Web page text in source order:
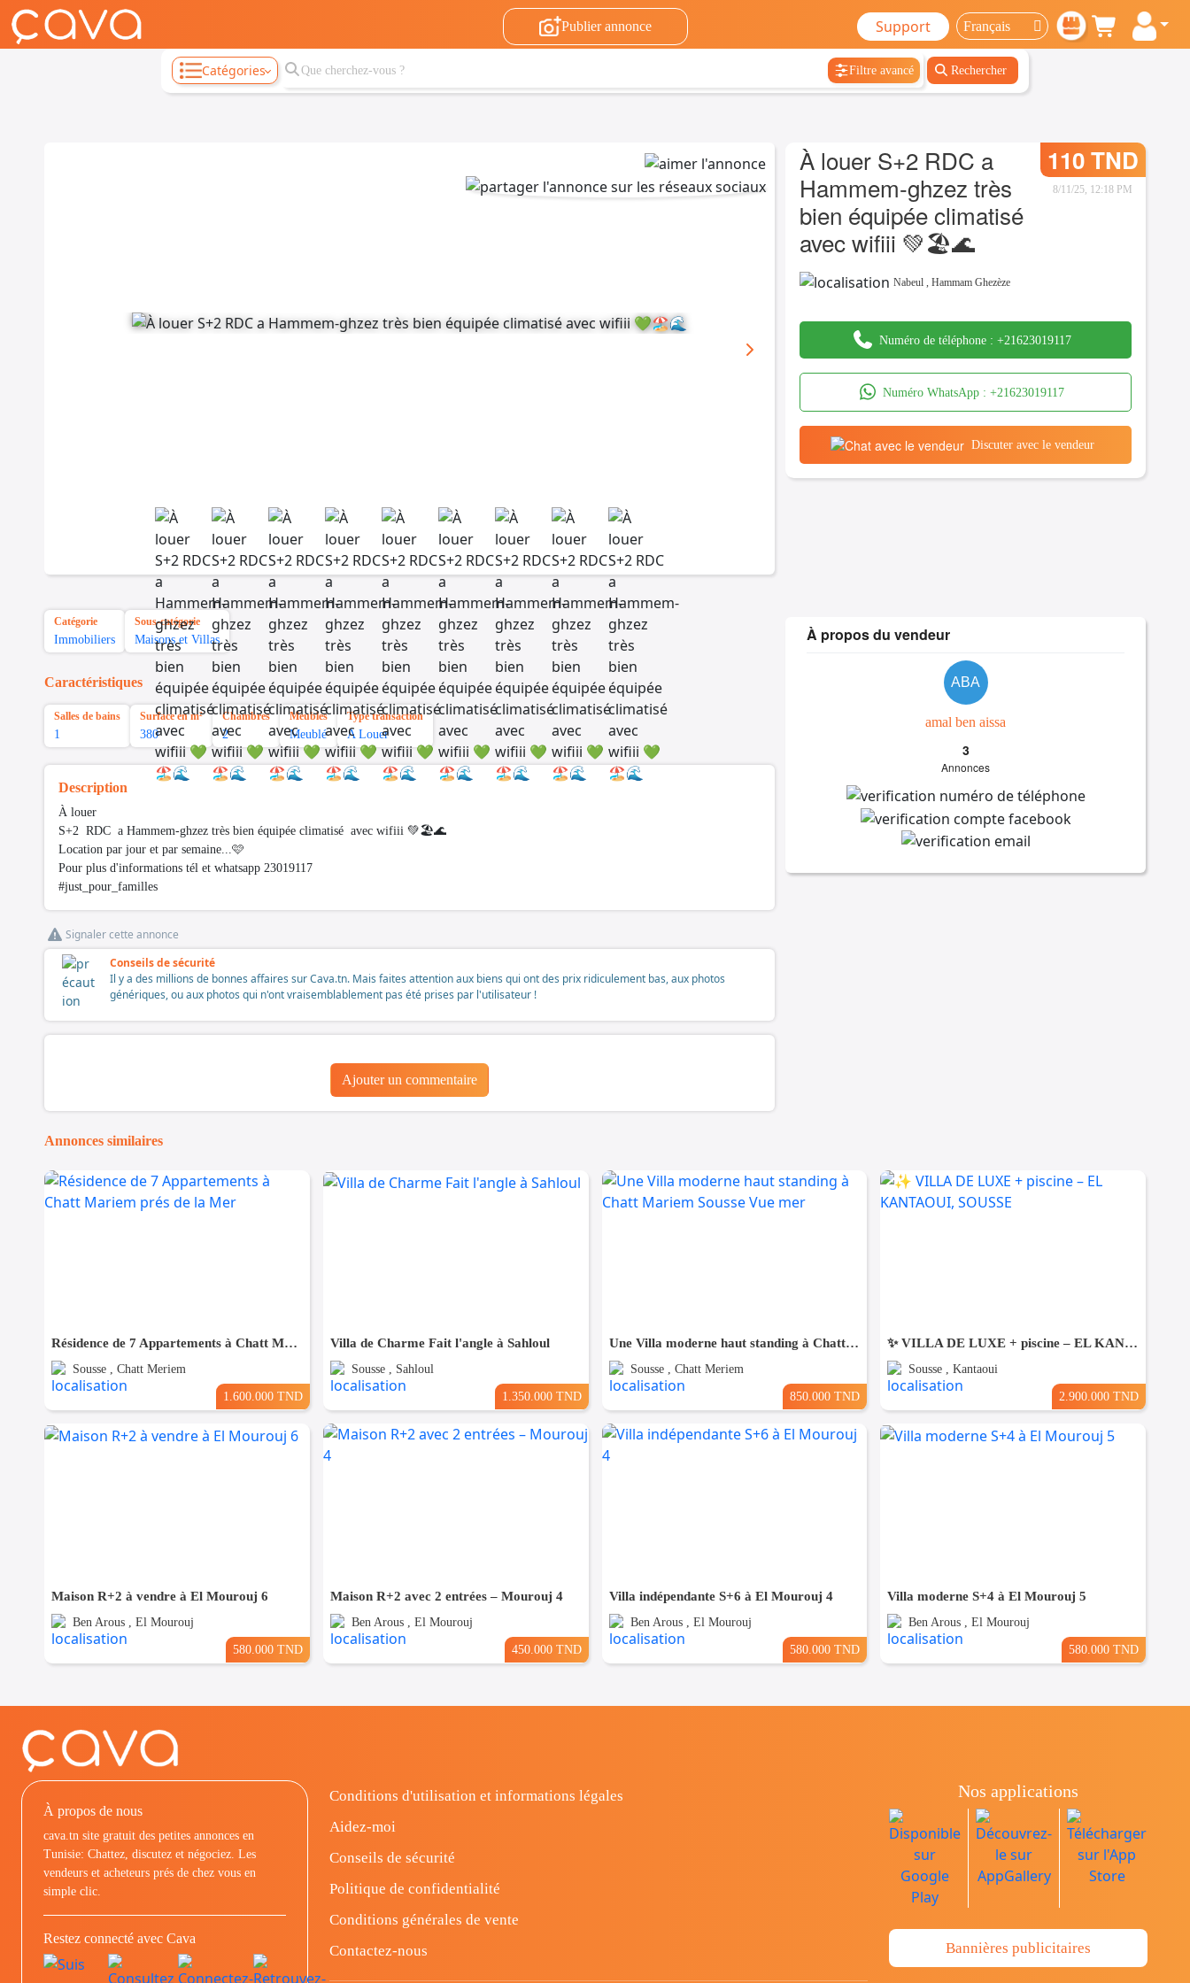
Publier annonce Support
Catégories Filtre avancé Rechercher
À louer S+2 RDC a
Hammem-ghzez très
bien équipée climatisé
avec wifiii 💚🏖️🌊
110 TND
8/11/25, 12:18 PM
Nabeul ,Hammam Ghezèze
Numéro de téléphone : +21623019117
Numéro WhatsApp :+21623019117
Discuter avec le vendeur
Catégorie
Immobiliers
Sous-catégorie
Maisons et Villas
Caractéristiques
Salles de bains
1
Surface en m²
380
Chambres
2
Meubles
Meublé
Type transaction
A Louer
Description
À louer
S+2 RDC a Hammem-ghzez très bien équipée climatisé avec wifiii 💚🏖️🌊
Location par jour et par semaine...🩷
Pour plus d'informations tél et whatsapp 23019117
#just_pour_familles
Signaler cette annonce
Conseils de sécurité
Il y a des millions de bonnes affaires sur Cava.tn. Mais faites attention aux biens qui ont des prix ridiculement bas, aux photos
génériques, ou aux photos qui n'ont vraisemblablement pas été prises par l'utilisateur !
Ajouter un commentaire
À propos du vendeur
ABA
amal ben aissa
3
Annonces
Annonces similaires
Résidence de 7 Appartements à Chatt Mariem prés de la Mer
Sousse , Chatt Meriem
1.600.000 TND
Villa de Charme Fait l'angle à Sahloul
Sousse , Sahloul
1.350.000 TND
Une Villa moderne haut standing à Chatt Mariem Sousse Vue mer
Sousse , Chatt Meriem
850.000 TND
​✨ VILLA DE LUXE + piscine – EL KANTAOUI, SOUSSE
Sousse , Kantaoui
2.900.000 TND
Maison R+2 à vendre à El Mourouj 6
Ben Arous , El Mourouj
580.000 TND
Maison R+2 avec 2 entrées – Mourouj 4
Ben Arous , El Mourouj
450.000 TND
Villa indépendante S+6 à El Mourouj 4
Ben Arous , El Mourouj
580.000 TND
Villa moderne S+4 à El Mourouj 5
Ben Arous , El Mourouj
580.000 TND
À propos de nous
cava.tn site gratuit des petites annonces en
Tunisie: Chattez, discutez et négociez. Les
vendeurs et acheteurs prés de chez vous en
simple clic.
Restez connecté avec Cava
Conditions d'utilisation et informations légales
Aidez-moi
Conseils de sécurité
Politique de confidentialité
Conditions générales de vente
Contactez-nous
Nos applications
Bannières publicitaires